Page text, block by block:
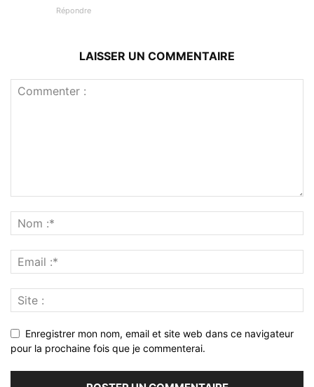
Répondre
LAISSER UN COMMENTAIRE
Enregistrer mon nom, email et site web dans ce navigateur
pour la prochaine fois que je commenterai.